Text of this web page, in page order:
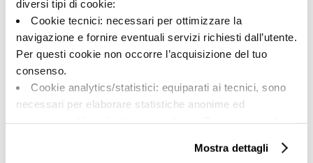
diversi tipi di cookie:
Cookie tecnici: necessari per ottimizzare la
navigazione e fornire eventuali servizi richiesti dall’utente.
Per questi cookie non occorre l’acquisizione del tuo
consenso.
Cookie analytics/statistici: equiparati ai tecnici, sono
necessari per elaborare statistiche anonime ed
Cookie di profilazione/marketing: sono utilizzati, solo
Mostra dettagli
LEONARDO